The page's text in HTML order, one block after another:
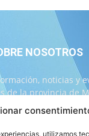
utilizamos
NOSOTROS
noticias y
de la provincia de